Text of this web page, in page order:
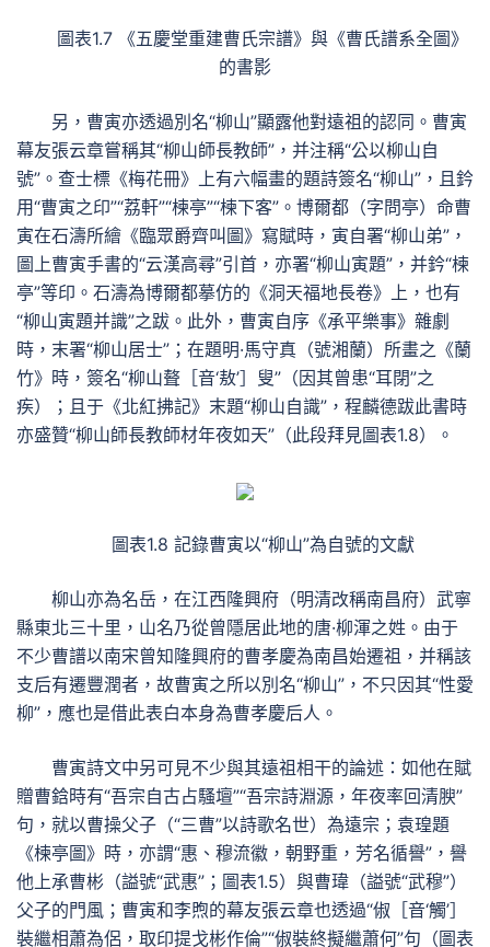
圖表1.7 《五慶堂重建曹氏宗譜》與《曹氏譜系全圖》
的書影
另，曹寅亦透過別名“柳山”顯露他對遠祖的認同。曹寅
幕友張云章嘗稱其“柳山師長教師”，并注稱“公以柳山自
號”。查士標《梅花冊》上有六幅畫的題詩簽名“柳山”，且鈐
用“曹寅之印”“荔軒”“楝亭”“楝下客”。博爾都（字問亭）命曹
寅在石濤所繪《臨眾爵齊叫圖》寫賦時，寅自署“柳山弟”，
圖上曹寅手書的“云漢高尋”引首，亦署“柳山寅題”，并鈐“楝
亭”等印。石濤為博爾都摹仿的《洞天福地長卷》上，也有
“柳山寅題并識”之跋。此外，曹寅自序《承平樂事》雜劇
時，末署“柳山居士”；在題明·馬守真（號湘蘭）所畫之《蘭
竹》時，簽名“柳山聱［音‘敖’］叟”（因其曾患“耳閉”之
疾）；且于《北紅拂記》末題“柳山自識”，程麟德跋此書時
亦盛贊“柳山師長教師材年夜如天”（此段拜見圖表1.8）。
圖表1.8 記錄曹寅以“柳山”為自號的文獻
柳山亦為名岳，在江西隆興府（明清改稱南昌府）武寧
縣東北三十里，山名乃從曾隱居此地的唐·柳渾之姓。由于
不少曹譜以南宋曾知隆興府的曹孝慶為南昌始遷祖，并稱該
支后有遷豐潤者，故曹寅之所以別名“柳山”，不只因其“性愛
柳”，應也是借此表白本身為曹孝慶后人。
曹寅詩文中另可見不少與其遠祖相干的論述：如他在賦
贈曹鋡時有“吾宗自古占騷壇”“吾宗詩淵源，年夜率回清腴”
句，就以曹操父子（“三曹”以詩歌名世）為遠宗；袁瑝題
《楝亭圖》時，亦謂“惠、穆流徽，朝野重，芳名循譽”，譽
他上承曹彬（謚號“武惠”；圖表1.5）與曹瑋（謚號“武穆”）
父子的門風；曹寅和李煦的幕友張云章也透過“俶［音‘觸’］
裝繼相蕭為侶，取印提戈彬作倫”“俶裝終擬繼蕭何”句（圖表